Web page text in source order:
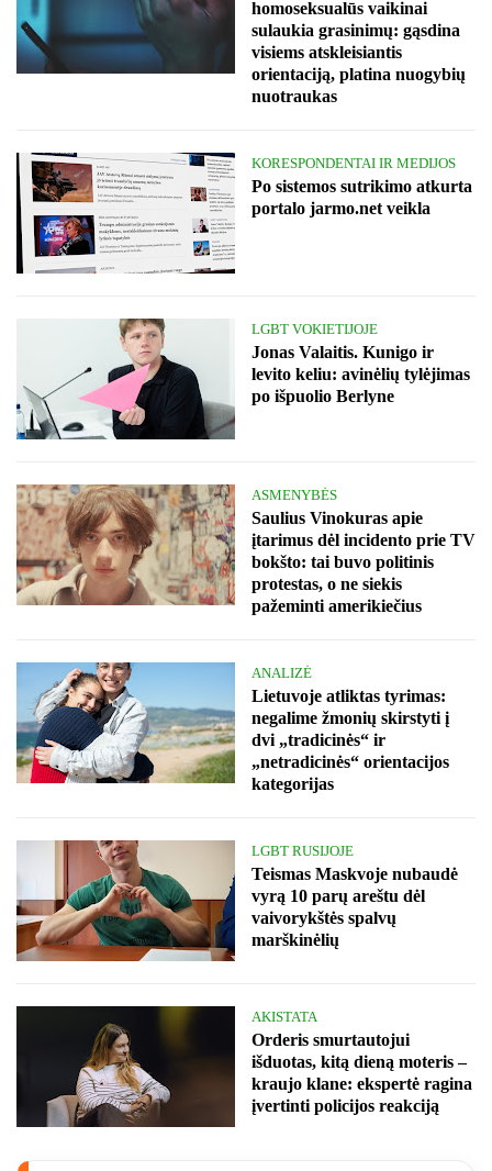
homoseksualūs vaikinai
sulaukia grasinimų: gąsdina
visiems atskleisiantis
orientaciją, platina nuogybių
nuotraukas
KORESPONDENTAI IR MEDIJOS
Po sistemos sutrikimo atkurta
portalo jarmo.net veikla
LGBT VOKIETIJOJE
Jonas Valaitis. Kunigo ir
levito keliu: avinėlių tylėjimas
po išpuolio Berlyne
ASMENYBĖS
Saulius Vinokuras apie
įtarimus dėl incidento prie TV
bokšto: tai buvo politinis
protestas, o ne siekis
pažeminti amerikiečius
ANALIZĖ
Lietuvoje atliktas tyrimas:
negalime žmonių skirstyti į
dvi „tradicinės“ ir
„netradicinės“ orientacijos
kategorijas
LGBT RUSIJOJE
Teismas Maskvoje nubaudė
vyrą 10 parų areštu dėl
vaivorykštės spalvų
marškinėlių
AKISTATA
Orderis smurtautojui
išduotas, kitą dieną moteris –
kraujo klane: ekspertė ragina
įvertinti policijos reakciją